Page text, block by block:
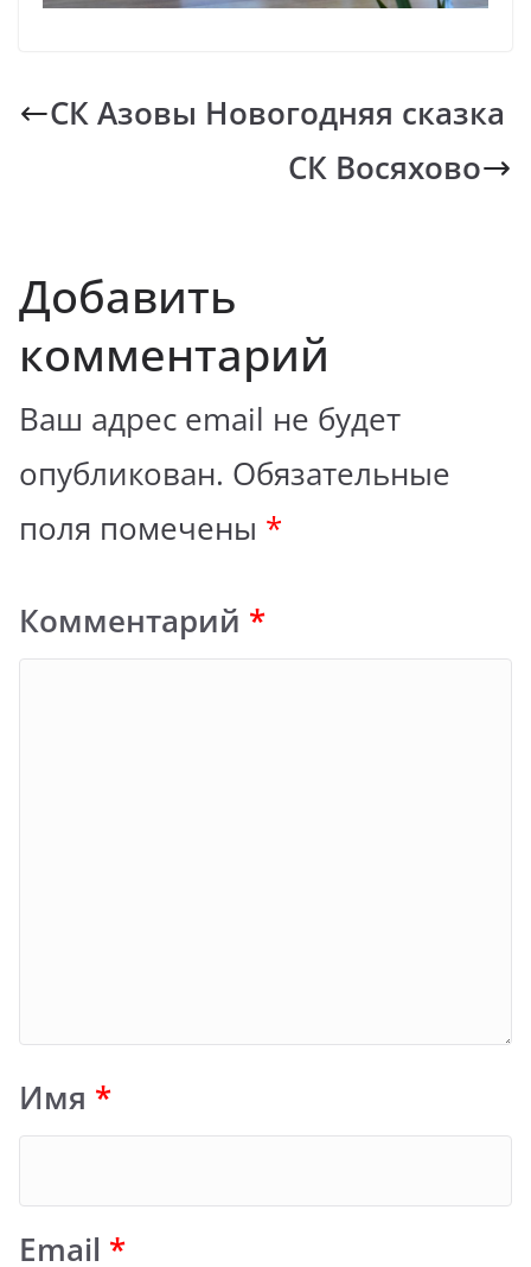
СК Азовы Новогодняя сказка
СК Восяхово
Добавить
комментарий
Ваш адрес email не будет
опубликован. Обязательные
поля помечены *
Комментарий *
Имя *
Email *